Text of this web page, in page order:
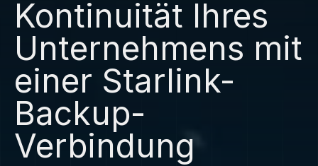
Kontinuität Ihres
Unternehmens mit
einer Starlink-
Backup-
Verbindung